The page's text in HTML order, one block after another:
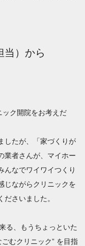
当）から
ック開院をお考えだ
したが、「家づくりが
業者さんが、マイホー
んなでワイワイつくり
じながらクリニックを
さいました。
る、もうちょっといた
むクリニック” を目指